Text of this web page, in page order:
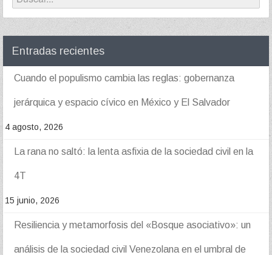
Entradas recientes
Cuando el populismo cambia las reglas: gobernanza
jerárquica y espacio cívico en México y El Salvador
4 agosto, 2026
La rana no saltó: la lenta asfixia de la sociedad civil en la
4T
15 junio, 2026
Resiliencia y metamorfosis del «Bosque asociativo»: un
análisis de la sociedad civil Venezolana en el umbral de